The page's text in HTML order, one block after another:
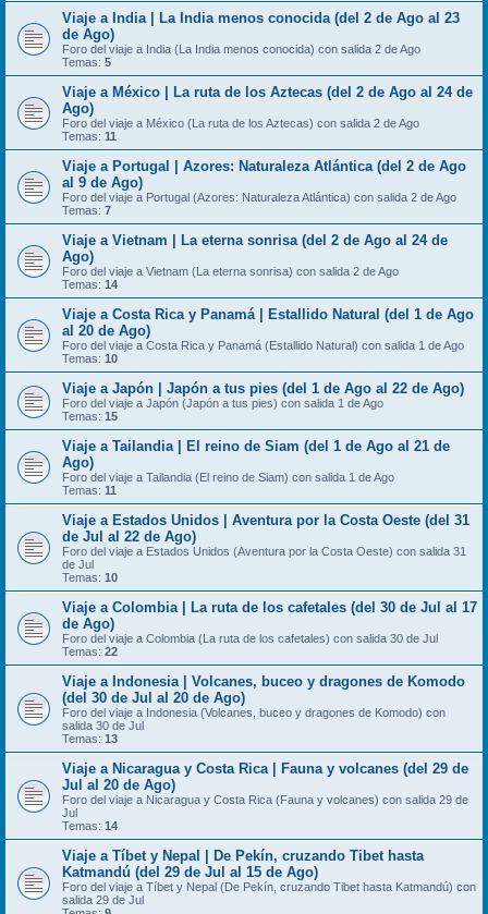
Viaje a India | La India menos conocida (del 2 de Ago al 23
de Ago)
Foro del viaje a India (La India menos conocida) con salida 2 de Ago
Temas: 5
Viaje a México | La ruta de los Aztecas (del 2 de Ago al 24 de
Ago)
Foro del viaje a México (La ruta de los Aztecas) con salida 2 de Ago
Temas: 11
Viaje a Portugal | Azores: Naturaleza Atlántica (del 2 de Ago
al 9 de Ago)
Foro del viaje a Portugal (Azores: Naturaleza Atlántica) con salida 2 de Ago
Temas: 7
Viaje a Vietnam | La eterna sonrisa (del 2 de Ago al 24 de
Ago)
Foro del viaje a Vietnam (La eterna sonrisa) con salida 2 de Ago
Temas: 14
Viaje a Costa Rica y Panamá | Estallido Natural (del 1 de Ago
al 20 de Ago)
Foro del viaje a Costa Rica y Panamá (Estallido Natural) con salida 1 de Ago
Temas: 10
Viaje a Japón | Japón a tus pies (del 1 de Ago al 22 de Ago)
Foro del viaje a Japón (Japón a tus pies) con salida 1 de Ago
Temas: 15
Viaje a Tailandia | El reino de Siam (del 1 de Ago al 21 de
Ago)
Foro del viaje a Tailandia (El reino de Siam) con salida 1 de Ago
Temas: 11
Viaje a Estados Unidos | Aventura por la Costa Oeste (del 31
de Jul al 22 de Ago)
Foro del viaje a Estados Unidos (Aventura por la Costa Oeste) con salida 31
de Jul
Temas: 10
Viaje a Colombia | La ruta de los cafetales (del 30 de Jul al 17
de Ago)
Foro del viaje a Colombia (La ruta de los cafetales) con salida 30 de Jul
Temas: 22
Viaje a Indonesia | Volcanes, buceo y dragones de Komodo
(del 30 de Jul al 20 de Ago)
Foro del viaje a Indonesia (Volcanes, buceo y dragones de Komodo) con
salida 30 de Jul
Temas: 13
Viaje a Nicaragua y Costa Rica | Fauna y volcanes (del 29 de
Jul al 20 de Ago)
Foro del viaje a Nicaragua y Costa Rica (Fauna y volcanes) con salida 29 de
Jul
Temas: 14
Viaje a Tíbet y Nepal | De Pekín, cruzando Tibet hasta
Katmandú (del 29 de Jul al 15 de Ago)
Foro del viaje a Tíbet y Nepal (De Pekín, cruzando Tibet hasta Katmandú) con
salida 29 de Jul